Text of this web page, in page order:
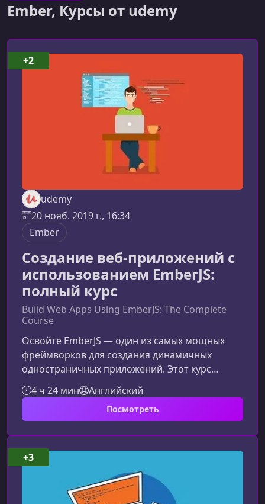
Ember, Курсы от udemy
udemy
20 нояб. 2019 г., 16:34
Ember
Создание веб-приложений с
использованием EmberJS:
полный курс
Build Web Apps Using EmberJS: The Complete
Course
Освойте EmberJS — один из самых мощных
фреймворков для создания динамичных
одностраничных приложений. Этот курс
поможет вам шаг за шагом разобраться в
архитектуре Ember, научиться работать с его
инструментами и построить собственное
полнофункциональное приложение.Что
представляет собой EmberJS и почему он так
востребованEmberJS — это современный
JavaScript-фреймворк с открытым исходным
кодом, который использует шаблон MVC и
позволяет создавать
4 ч 24 мин Английский
Посмотреть
+2
+3